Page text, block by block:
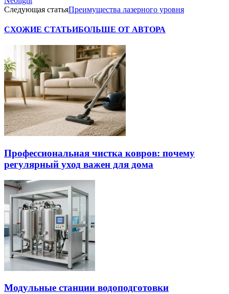
Следующая статьяПреимущества лазерного уровня
СХОЖИЕ СТАТЬИБОЛЬШЕ ОТ АВТОРА
Профессиональная чистка ковров: почему
регулярный уход важен для дома
Модульные станции водоподготовки